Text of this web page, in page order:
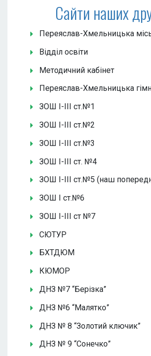
Сайти наших
Переяслав-Хмельницька
Відділ освіти
Методичний кабінет
Переяслав-Хмельницька
ЗОШ І-ІІІ ст.№1
ЗОШ І-ІІІ ст.№2
ЗОШ І-ІІІ ст.№3
ЗОШ І-ІІІ ст. №4
ЗОШ І-ІІІ ст.№5 (наш
ЗОШ І ст.№6
ЗОШ І-ІІІ ст №7
СЮТУР
БХТДЮМ
КЮМОР
ДНЗ №7 “Берізка”
ДНЗ №6 “Малятко”
ДНЗ № 8 “Золотий ключик”
ДНЗ № 9 “Сонечко”